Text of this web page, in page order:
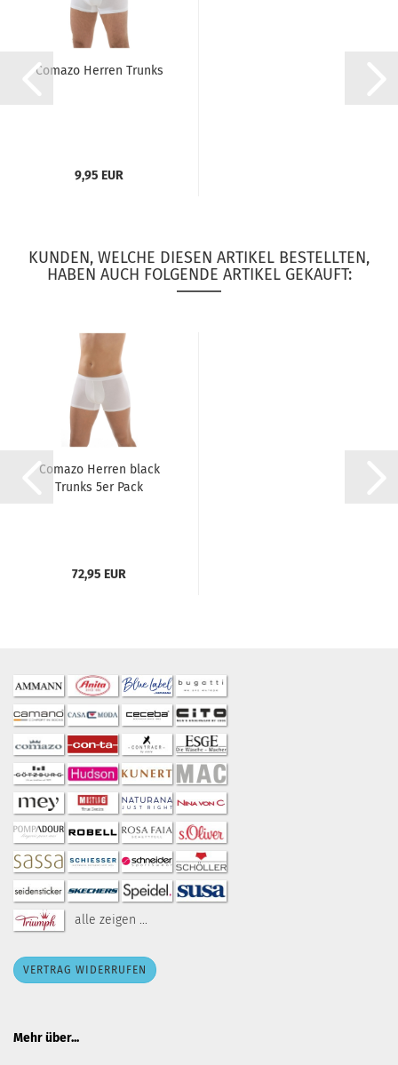
Comazo Herren Trunks
9,95 EUR
KUNDEN, WELCHE DIESEN ARTIKEL BESTELLTEN,
HABEN AUCH FOLGENDE ARTIKEL GEKAUFT:
Comazo Herren black
Trunks 5er Pack
72,95 EUR
alle zeigen ...
VERTRAG WIDERRUFEN
Mehr über...